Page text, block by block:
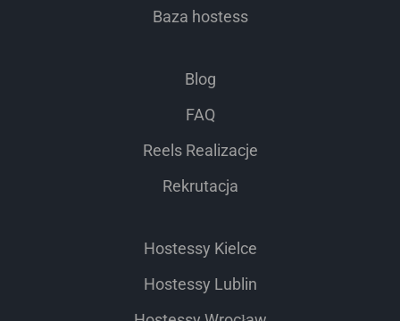
Baza hostess
Blog
FAQ
Reels Realizacje
Rekrutacja
Hostessy Kielce
Hostessy Lublin